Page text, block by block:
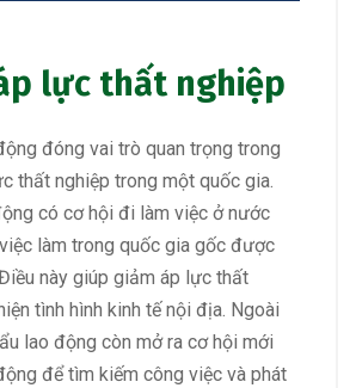
lực thất nghiệp
đóng vai trò quan trọng trong
thất nghiệp trong một quốc gia.
có cơ hội đi làm việc ở nước
làm trong quốc gia gốc được
này giúp giảm áp lực thất
tình hình kinh tế nội địa. Ngoài
lao động còn mở ra cơ hội mới
để tìm kiếm công việc và phát